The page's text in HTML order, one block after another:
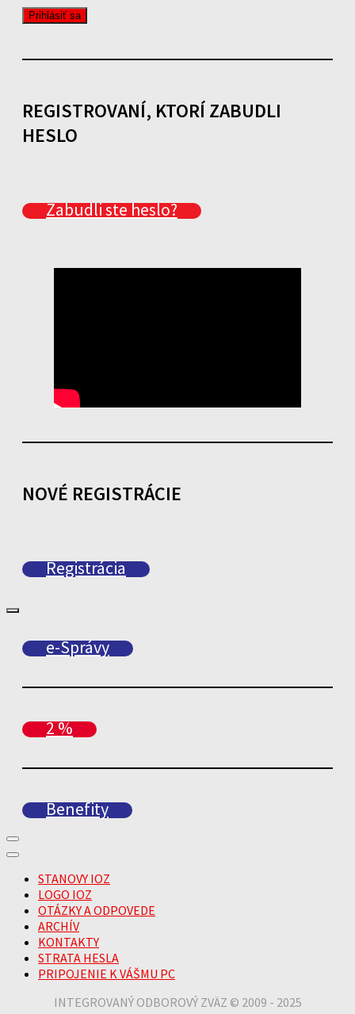
REGISTROVANÍ, KTORÍ ZABUDLI
HESLO
Zabudli ste heslo?
NOVÉ REGISTRÁCIE
Registrácia
e-Správy
2 %
Benefity
STANOVY IOZ
LOGO IOZ
OTÁZKY A ODPOVEDE
ARCHÍV
KONTAKTY
STRATA HESLA
PRIPOJENIE K VÁŠMU PC
INTEGROVANÝ ODBOROVÝ ZVÄZ © 2009 - 2025